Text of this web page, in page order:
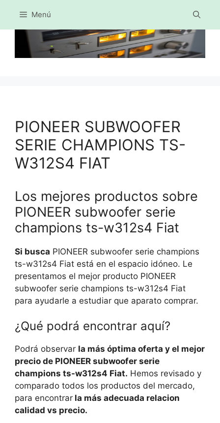
Saltar
al
contenido
Menú
PIONEER SUBWOOFER
SERIE CHAMPIONS TS-
W312S4 FIAT
Los mejores productos sobre
PIONEER subwoofer serie
champions ts-w312s4 Fiat
Si busca PIONEER subwoofer serie champions
ts-w312s4 Fiat está en el espacio idóneo. Le
presentamos el mejor producto PIONEER
subwoofer serie champions ts-w312s4 Fiat
para ayudarle a estudiar que aparato comprar.
¿Qué podrá encontrar aquí?
Podrá observar la más óptima oferta y el mejor
precio de PIONEER subwoofer serie
champions ts-w312s4 Fiat. Hemos revisado y
comparado todos los productos del mercado,
para encontrar la más adecuada relacion
calidad vs precio.